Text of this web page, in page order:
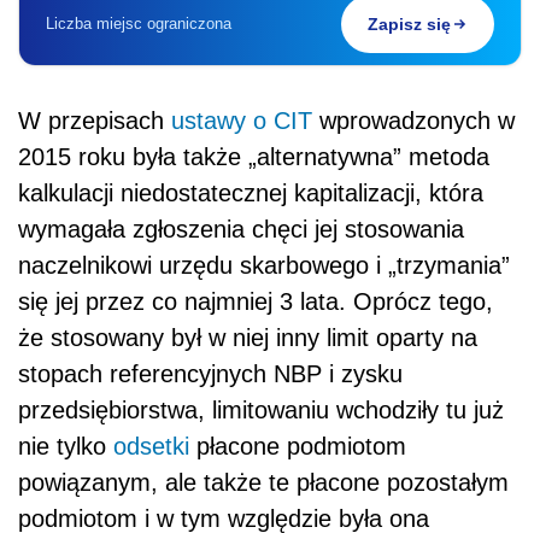
Liczba miejsc ograniczona Zapisz się
W przepisach ustawy o CIT wprowadzonych w
2015 roku była także „alternatywna” metoda
kalkulacji niedostatecznej kapitalizacji, która
wymagała zgłoszenia chęci jej stosowania
naczelnikowi urzędu skarbowego i „trzymania”
się jej przez co najmniej 3 lata. Oprócz tego,
że stosowany był w niej inny limit oparty na
stopach referencyjnych NBP i zysku
przedsiębiorstwa, limitowaniu wchodziły tu już
nie tylko odsetki płacone podmiotom
powiązanym, ale także te płacone pozostałym
podmiotom i w tym względzie była ona